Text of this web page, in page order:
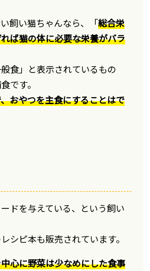
飼い猫ちゃんなら、「総合栄
ば猫の体に必要な栄養がバラ
食」と表示されているもの
です。
おやつを主食にすることはで
ドを与えている、という飼い
シピ本も販売されています。
心に野菜は少なめにした食事